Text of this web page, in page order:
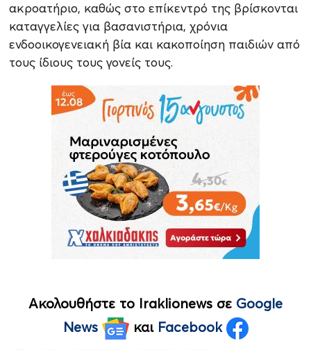
ακροατήριο, καθώς στο επίκεντρό της βρίσκονται
καταγγελίες για βασανιστήρια, χρόνια
ενδοοικογενειακή βία και κακοποίηση παιδιών από
τους ίδιους τους γονείς τους.
Ακολουθήστε το Iraklionews σε Google
News
και Facebook